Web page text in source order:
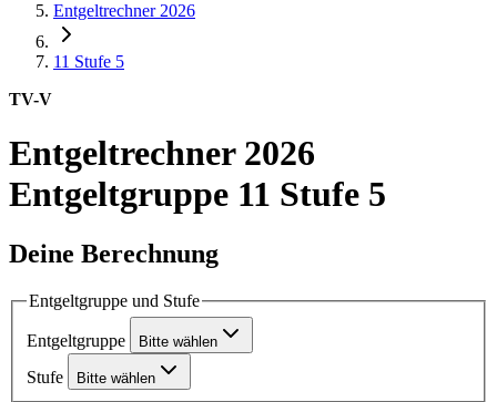
Entgeltrechner 2026
11 Stufe 5
TV-V
Entgeltrechner 2026
Entgeltgruppe 11 Stufe 5
Deine Berechnung
Entgeltgruppe und Stufe
Entgeltgruppe Bitte wählen
Stufe Bitte wählen